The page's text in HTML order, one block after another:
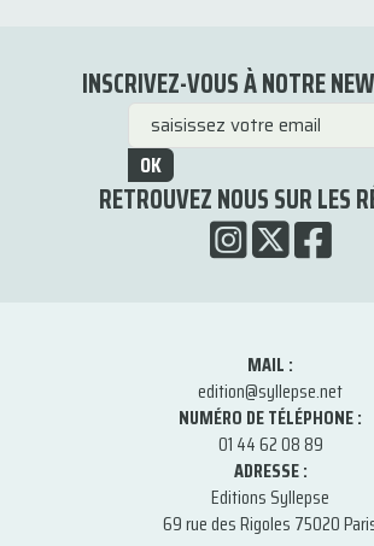
INSCRIVEZ-VOUS À NOTRE
OK
RETROUVEZ NOUS SUR LES
MAIL :
edition@syllepse.net
NUMÉRO DE TÉLÉPHONE :
01 44 62 08 89
ADRESSE :
Editions Syllepse
69 rue des Rigoles 75020